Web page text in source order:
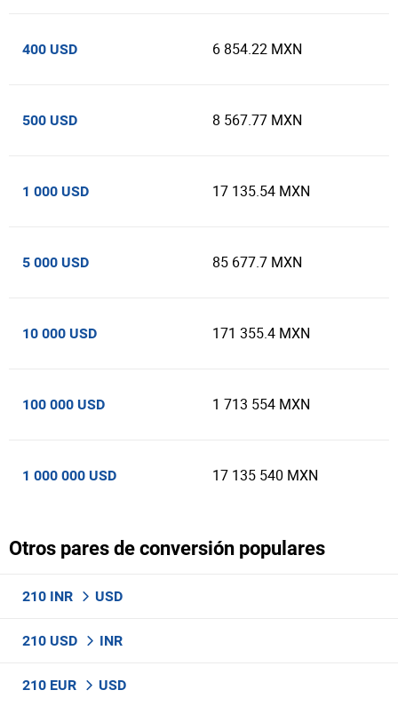
400 USD 6 854.22 MXN
500 USD 8 567.77 MXN
1 000 USD 17 135.54 MXN
5 000 USD 85 677.7 MXN
10 000 USD 171 355.4 MXN
100 000 USD 1 713 554 MXN
1 000 000 USD 17 135 540 MXN
Otros pares de conversión populares
210 INR USD
210 USD INR
210 EUR USD